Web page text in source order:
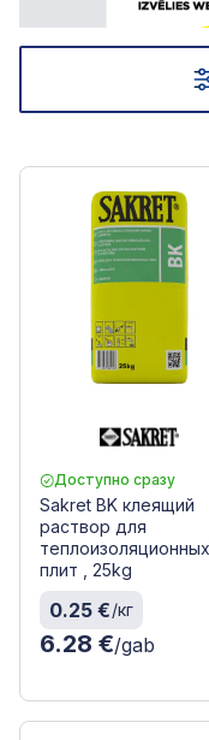
Доступно сразу
Sakret BK клеящий
раствор для
теплоизоляционных
плит , 25kg
0.25 €/кг
6.28 €/gab